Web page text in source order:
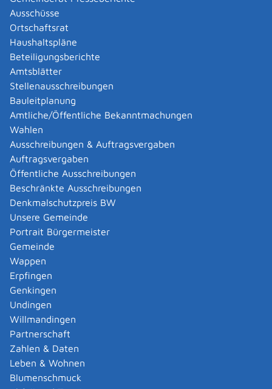
Ausschüsse
Ortschaftsrat
Haushaltspläne
Beteiligungsberichte
Amtsblätter
Stellenausschreibungen
Bauleitplanung
Amtliche/Öffentliche Bekanntmachungen
Wahlen
Ausschreibungen & Auftragsvergaben
Auftragsvergaben
Öffentliche Ausschreibungen
Beschränkte Ausschreibungen
Denkmalschutzpreis BW
Unsere Gemeinde
Portrait Bürgermeister
Gemeinde
Wappen
Erpfingen
Genkingen
Undingen
Willmandingen
Partnerschaft
Zahlen & Daten
Leben & Wohnen
Blumenschmuck
Abgelaufenen Führerschein neu ausstellen lassen
Abgeltungsteuer - Nichtveranlagungs-
Bescheinigung beantragen
Abgeschlossenheitsbescheinigung zur Aufteilung
eines Gebäudes beantragen
Abmeldung / Außerbetriebsetzung für ein Fahrzeug
beantragen
Abschriften, Ablichtungen, Vervielfältigungen und
Negative amtlich beglaubigen lassen
Abwasser entsorgen
Abwasserbeseitigung - dezentrale Beseitigung von
Regenwasser beantragen oder anzeigen
Abweichende Regelungen zum Schichtbetrieb
beantragen
Abweichende Ruhezeit beantragen
Adoption - Akteneinsicht beantragen
Adoption - sich als Adoptiveltern bewerben
Adoption eines ausländischen Kindes -
Beurkundung im Geburtenregister beantragen
Adoption eines ausländischen Kindes -
Umwandlung einer schwachen in eine starke
Adoption beantragen
Adoption eines deutschen Kindes - Beurkundung
von Amts wegen
Adoption eines erwachsenen Menschen beantragen
Adoptionspflege eines minderjährigen Kindes
aufnehmen